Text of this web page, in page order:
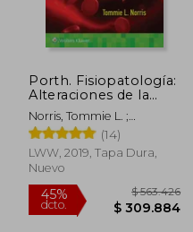
dcto. $ 81.013
Porth. Fisiopatología:
Alteraciones de la
Salud. Conceptos
Básicos
Norris, Tommie L. ;
Lalchandani, Rupa
(14)
LWW, 2019, Tapa Dura,
Nuevo